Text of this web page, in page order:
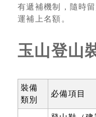
有遞補機制，隨時
運補上名額。
玉山登山
裝備
類別
必備項目